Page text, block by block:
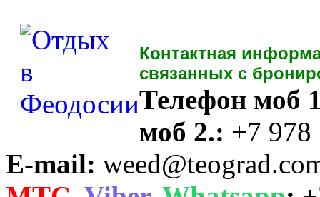
Контактная
связанных с
Телефон моб
моб 2.: +7 978
E-mail: